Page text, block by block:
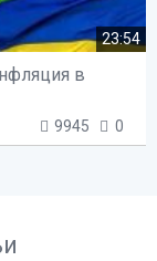
23:54
в
9945 0